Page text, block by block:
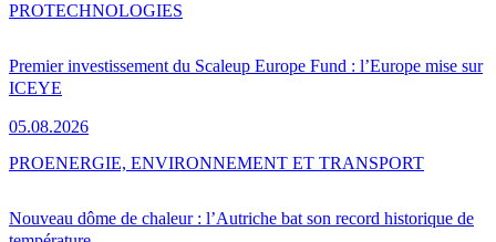
Premier investissement du Scaleup Europe Fund : l’Europe mise sur
ICEYE
05.08.2026
PROTECHNOLOGIES
Nouveau dôme de chaleur : l’Autriche bat son record historique de
PROENERGIE, ENVIRONNEMENT ET TRANSPORT